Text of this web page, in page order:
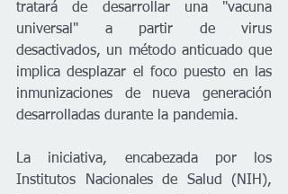
tratará de desarrollar una "vacuna
universal" a partir de virus
desactivados, un método anticuado que
implica desplazar el foco puesto en las
inmunizaciones de nueva generación
desarrolladas durante la pandemia.
La iniciativa, encabezada por los
Institutos Nacionales de Salud (NIH),